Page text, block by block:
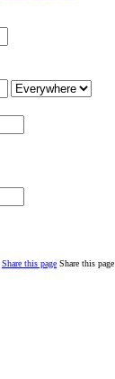
Share this page Share this page